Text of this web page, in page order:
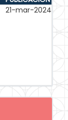
21-mar-2024